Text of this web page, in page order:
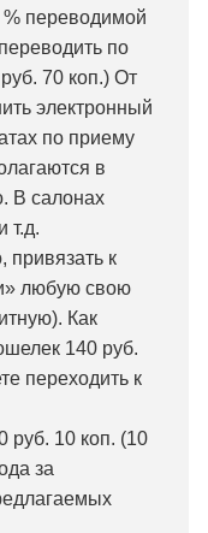
% переводимой
по
70 коп.) От
электронный
по приему
в
В салонах
т.д.
привязать к
любую свою
Как
140 руб.
переходить к
руб. 10 коп. (10
за